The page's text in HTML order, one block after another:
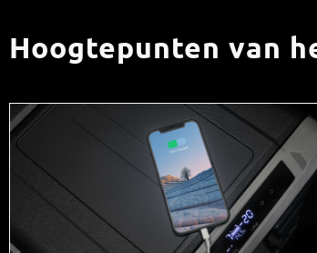
Hoogtepunten van